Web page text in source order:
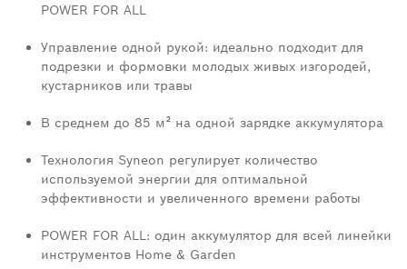
POWER FOR ALL
Управление одной рукой: идеально подходит для
подрезки и формовки молодых живых изгородей,
кустарников или травы
В среднем до 85 м² на одной зарядке аккумулятора
Технология Syneon регулирует количество
используемой энергии для оптимальной
эффективности и увеличенного времени работы
POWER FOR ALL: один аккумулятор для всей линейки
инструментов Home & Garden